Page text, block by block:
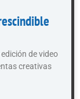
de video
creativas